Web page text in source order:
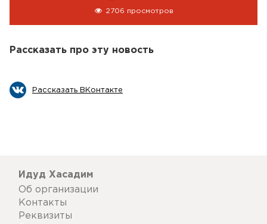
2706 просмотров
Рассказать про эту новость
Рассказать ВКонтакте
Идуд Хасадим
Об организации
Контакты
Реквизиты